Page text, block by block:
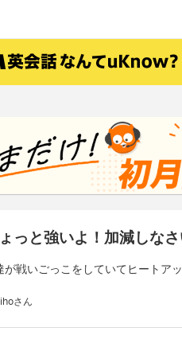
っと強いよ！加減しな
が戦いごっこをしていてヒートア
さん